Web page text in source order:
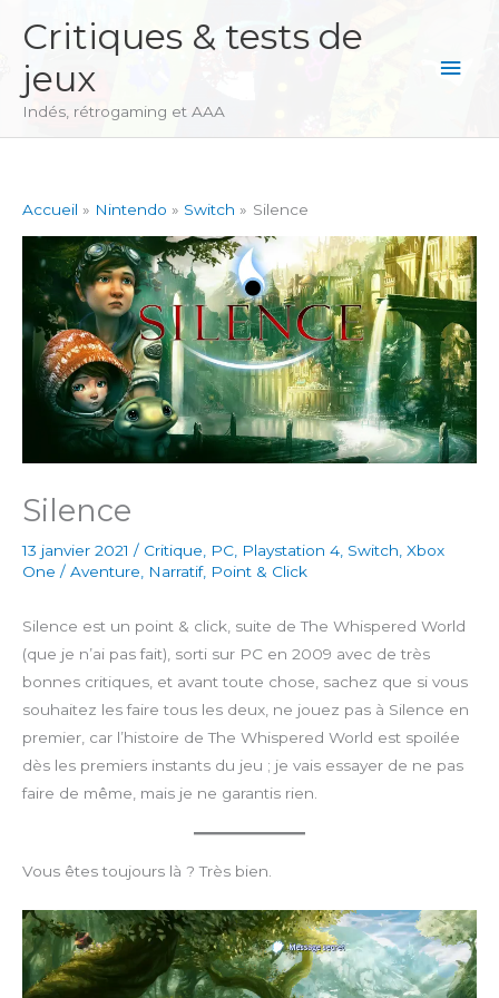
contenu
Critiques & tests de
jeux
Indés, rétrogaming et AAA
Accueil Nintendo Switch Silence
Silence
13 janvier 2021 / Critique PC Playstation 4 Switch Xbox
One / Aventure Narratif, Point & Click
Silence est un point & click, suite de The Whispered World
(que je n’ai pas fait), sorti sur PC en 2009 avec de très
bonnes critiques, et avant toute chose, sachez que si vous
souhaitez les faire tous les deux, ne jouez pas à Silence en
premier, car l’histoire de The Whispered World est spoilée
dès les premiers instants du jeu ; je vais essayer de ne pas
faire de même, mais je ne garantis rien.
Vous êtes toujours là ? Très bien.